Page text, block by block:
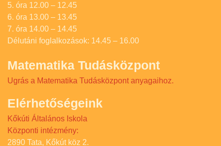
5. óra 12.00 – 12.45
6. óra 13.00 – 13.45
7. óra 14.00 – 14.45
Délutáni foglalkozások: 14.45 – 16.00
Matematika Tudásközpont
Ugrás a Matematika Tudásközpont anyagaihoz.
Elérhetőségeink
Kőkúti Általános Iskola
Központi intézmény:
2890 Tata, Kőkút köz 2.